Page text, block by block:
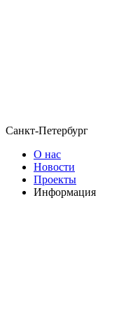
Санкт-Петербург
О нас
Новости
Проекты
Информация